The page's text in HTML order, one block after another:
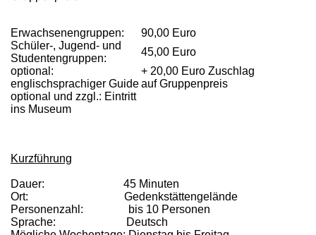
Erwachsenengruppen:
90,00 Euro
Schüler-, Jugend- und
Studentengruppen:
45,00 Euro
optional:
englischsprachiger Guide
+ 20,00 Euro Zuschlag
auf Gruppenpreis
optional und zzgl.: Eintritt
ins Museum
Kurzführung
Dauer: 45 Minuten
Ort: Gedenkstättengelände
Personenzahl: bis 10 Personen
Sprache: Deutsch